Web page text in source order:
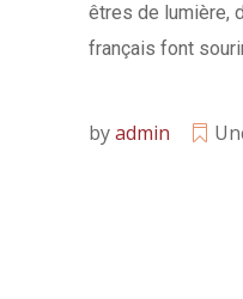
êtres de lumière,
français font
byadmin